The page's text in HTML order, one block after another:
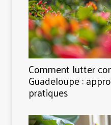
Comment lutter
Guadeloupe :
pratiques